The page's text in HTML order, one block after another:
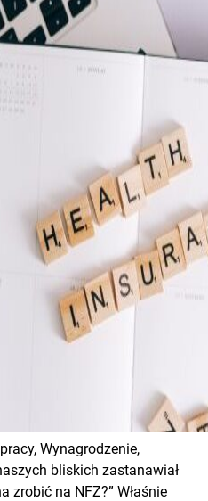
Wynagrodzenie,
bliskich zastanawiał
zrobić na NFZ?” Właśnie